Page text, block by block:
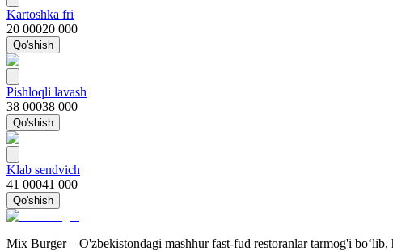
Kartoshka fri
20 00020 000
Qo'shish
Pishloqli lavash
38 00038 000
Qo'shish
Klab sendvich
41 00041 000
Qo'shish
Mix Burger – O'zbekistondagi mashhur fast-fud restoranlar tarmog'i